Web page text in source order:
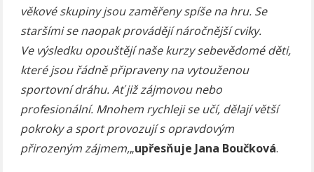
věkové skupiny jsou zaměřeny spíše na hru. Se
staršími se naopak provádějí náročnější cviky.
Ve výsledku opouštějí naše kurzy sebevědomé děti,
které jsou řádně připraveny na vytouženou
sportovní dráhu. Ať již zájmovou nebo
profesionální. Mnohem rychleji se učí, dělají větší
pokroky a sport provozují s opravdovým
přirozeným zájmem,„upřesňuje Jana Boučková.